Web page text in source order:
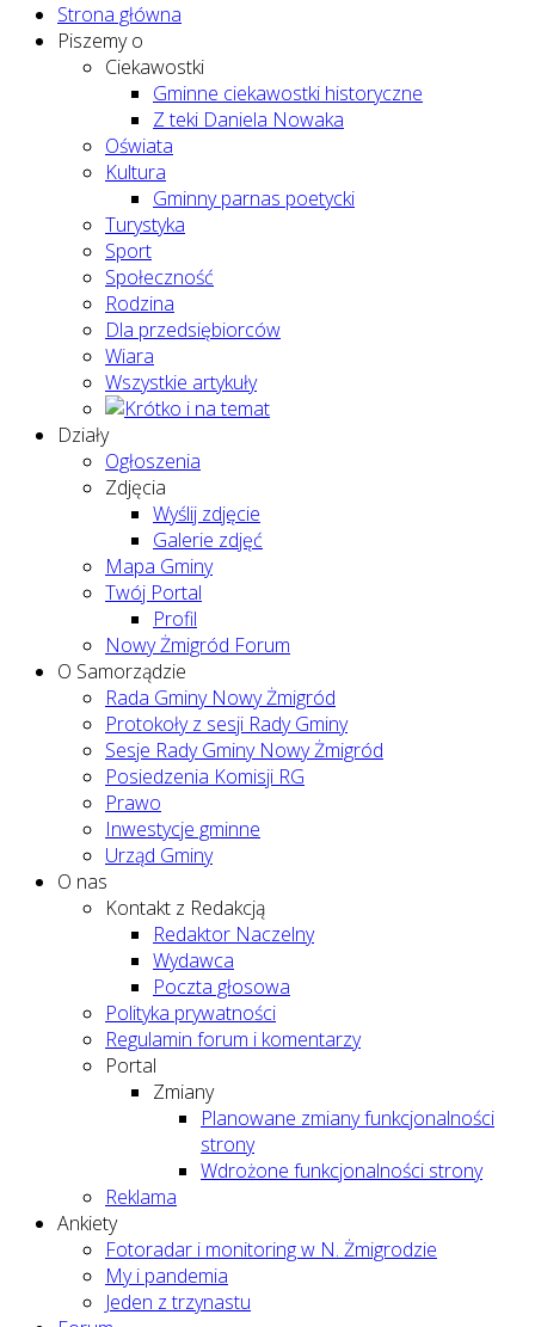
Strona główna
Piszemy o
Ciekawostki
Gminne ciekawostki historyczne
Z teki Daniela Nowaka
Oświata
Kultura
Gminny parnas poetycki
Turystyka
Sport
Społeczność
Rodzina
Dla przedsiębiorców
Wiara
Wszystkie artykuły
Działy
Ogłoszenia
Zdjęcia
Wyślij zdjęcie
Galerie zdjęć
Mapa Gminy
Twój Portal
Profil
Nowy Żmigród Forum
O Samorządzie
Rada Gminy Nowy Żmigród
Protokoły z sesji Rady Gminy
Sesje Rady Gminy Nowy Żmigród
Posiedzenia Komisji RG
Prawo
Inwestycje gminne
Urząd Gminy
O nas
Kontakt z Redakcją
Redaktor Naczelny
Wydawca
Poczta głosowa
Polityka prywatności
Regulamin forum i komentarzy
Portal
Zmiany
Planowane zmiany funkcjonalności
strony
Wdrożone funkcjonalności strony
Reklama
Ankiety
Fotoradar i monitoring w N. Żmigrodzie
My i pandemia
Jeden z trzynastu